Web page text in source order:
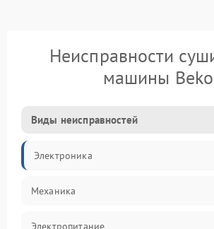
Неисправности
машины Beko
Виды неисправностей
Электроника
Механика
Электропитание